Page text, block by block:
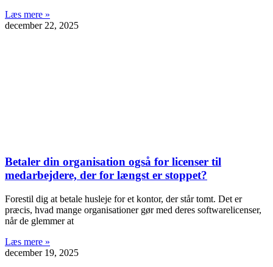
Læs mere »
december 22, 2025
Betaler din organisation også for licenser til
medarbejdere, der for længst er stoppet?
Forestil dig at betale husleje for et kontor, der står tomt. Det er
præcis, hvad mange organisationer gør med deres softwarelicenser,
når de glemmer at
Læs mere »
december 19, 2025